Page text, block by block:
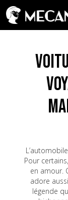
Pour
en amour.
adore
légende